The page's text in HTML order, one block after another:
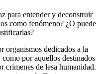
para entender y deconstruir
como fenómeno? ¿O puede
organismos dedicados a la
por aquellos destinados
crímenes de lesa humanidad.